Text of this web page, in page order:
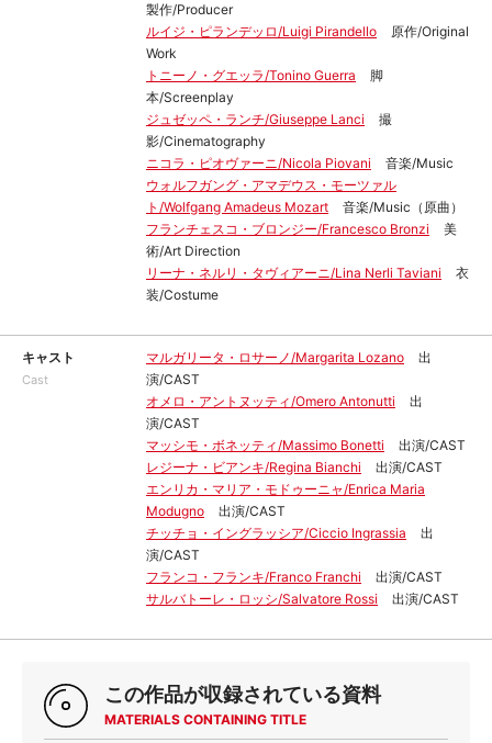
製作/Producer
ルイジ・ピランデッロ/Luigi Pirandello
原作/Original
Work
トニーノ・グエッラ/Tonino Guerra
脚
本/Screenplay
ジュゼッペ・ランチ/Giuseppe Lanci
撮
影/Cinematography
ニコラ・ピオヴァーニ/Nicola Piovani
音楽/Music
ウォルフガング・アマデウス・モーツァル
ト/Wolfgang Amadeus Mozart
音楽/Music（原曲）
フランチェスコ・ブロンジー/Francesco Bronzi
美
術/Art Direction
リーナ・ネルリ・タヴィアーニ/Lina Nerli Taviani
衣
装/Costume
キャスト
Cast
マルガリータ・ロサーノ/Margarita Lozano
出
演/CAST
オメロ・アントヌッティ/Omero Antonutti
出
演/CAST
マッシモ・ボネッティ/Massimo Bonetti
出演/CAST
レジーナ・ビアンキ/Regina Bianchi
出演/CAST
エンリカ・マリア・モドゥーニャ/Enrica Maria
Modugno
出演/CAST
チッチョ・イングラッシア/Ciccio Ingrassia
出
演/CAST
フランコ・フランキ/Franco Franchi
出演/CAST
サルバトーレ・ロッシ/Salvatore Rossi
出演/CAST
この作品が収録されている資料
MATERIALS CONTAINING TITLE